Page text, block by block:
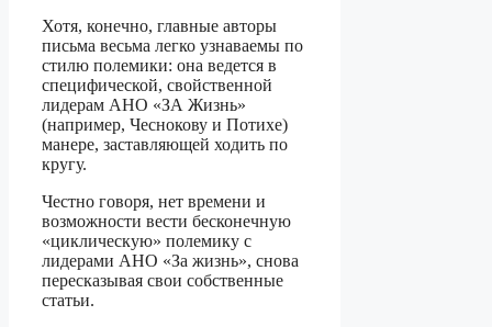
Хотя, конечно, главные авторы
письма весьма легко узнаваемы по
стилю полемики: она ведется в
специфической, свойственной
лидерам АНО «ЗА Жизнь»
(например, Чеснокову и Потихе)
манере, заставляющей ходить по
кругу.
Честно говоря, нет времени и
возможности вести бесконечную
«циклическую» полемику с
лидерами АНО «За жизнь», снова
пересказывая свои собственные
статьи.